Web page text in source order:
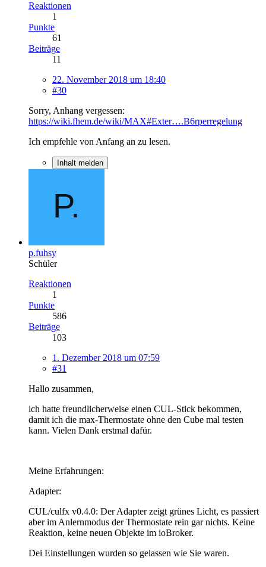
Reaktionen
1
Punkte
61
Beiträge
11
22. November 2018 um 18:40
#30
Sorry, Anhang vergessen:
https://wiki.fhem.de/wiki/MAX#Exter….B6rperregelung
Ich empfehle von Anfang an zu lesen.
Inhalt melden
p.fuhsy
Schüler
Reaktionen
1
Punkte
586
Beiträge
103
1. Dezember 2018 um 07:59
#31
Hallo zusammen,
ich hatte freundlicherweise einen CUL-Stick bekommen,
damit ich die max-Thermostate ohne den Cube mal testen
kann. Vielen Dank erstmal dafür.
Meine Erfahrungen:
Adapter:
CUL/culfx v0.4.0: Der Adapter zeigt grünes Licht, es passiert
aber im Anlernmodus der Thermostate rein gar nichts. Keine
Reaktion, keine neuen Objekte im ioBroker.
Dei Einstellungen wurden so gelassen wie Sie waren.